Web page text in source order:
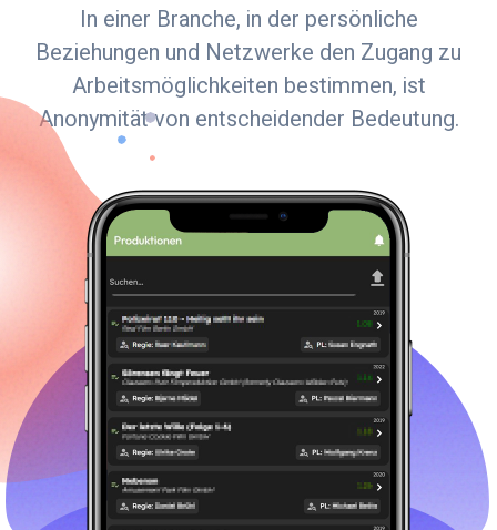
In einer Branche, in der persönliche
Beziehungen und Netzwerke den Zugang zu
Arbeitsmöglichkeiten bestimmen, ist
Anonymität von entscheidender Bedeutung.